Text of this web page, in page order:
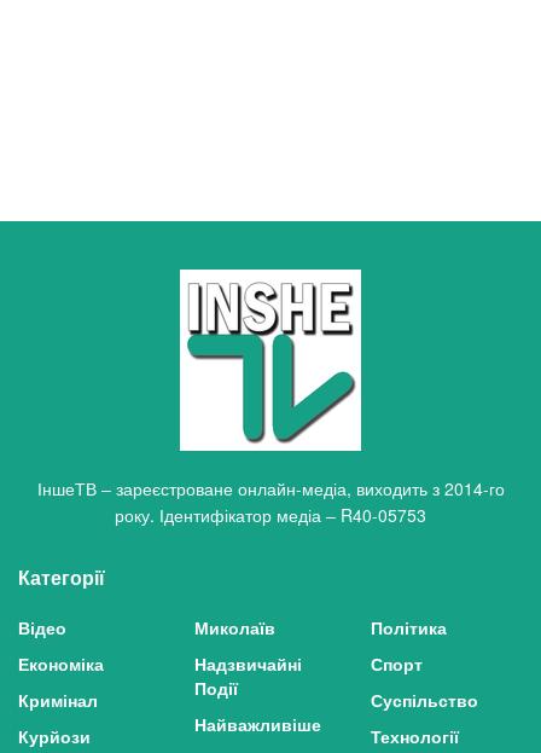
ІншеТВ – зареєстроване онлайн-медіа, виходить з 2014-го
року. Ідентифікатор медіа – R40-05753
Категорії
Відео
Економіка
Кримінал
Курйози
Миколаїв
Надзвичайні
Події
Найважливіше
Політика
Спорт
Суспільство
Технології